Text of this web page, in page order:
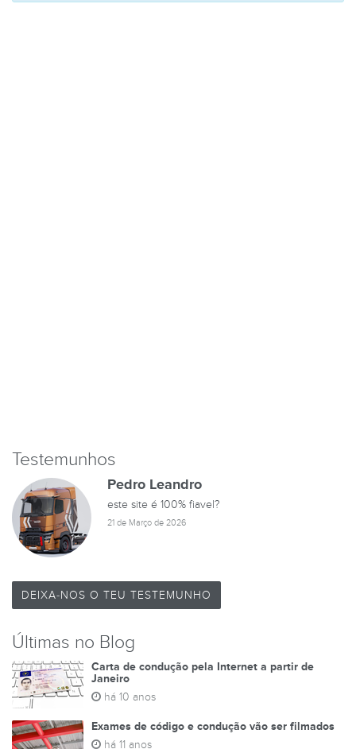
TESTES DE
Testemunhos
Pedro Leandro
este site é 100% fiavel?
21 de Março de 2026
DEIXA-NOS O TEU TESTEMUNHO
Últimas no Blog
Carta de condução pela Internet a partir de
Janeiro
há 10 anos
Exames de código e condução vão ser filmados
há 11 anos